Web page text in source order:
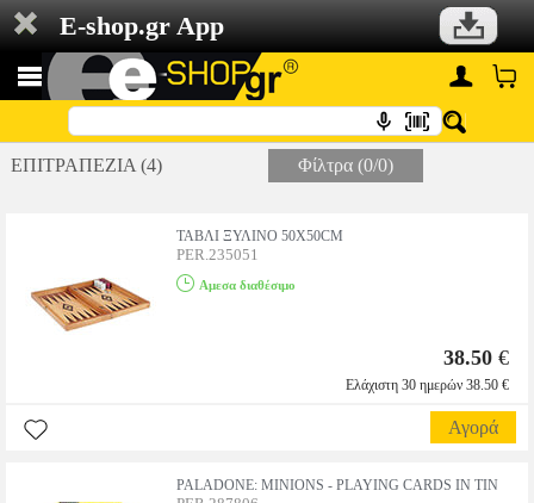
E-shop.gr App
ΕΠΙΤΡΑΠΕΖΙΑ (4) Φίλτρα (0/0)
ΤΑΒΛΙ ΞΥΛΙΝΟ 50X50CM
PER.235051
Αμεσα διαθέσιμο
38.50 €
Ελάχιστη 30 ημερών 38.50 €
Αγορά
PALADONE: MINIONS - PLAYING CARDS IN TIN